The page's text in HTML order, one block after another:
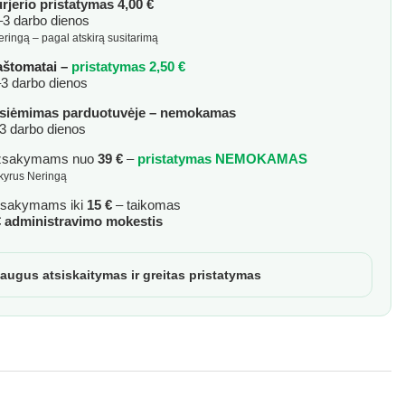
pristatymas 4,00 €
darbo dienos
– pagal atskirą susitarimą
– pristatymas 2,50 €
darbo dienos
parduotuvėje – nemokamas
darbo dienos
nuo39 € – pristatymas NEMOKAMAS
Neringą
iki 15 € – taikomas
administravimo mokestis
atsiskaitymas ir greitas pristatymas